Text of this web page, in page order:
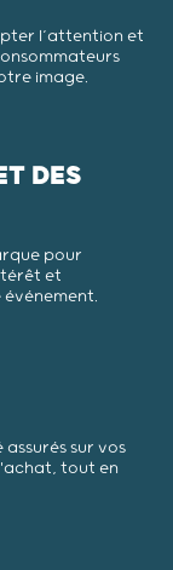
l’attention et
image.
DES
pour
et
événement.
sur vos
tout en